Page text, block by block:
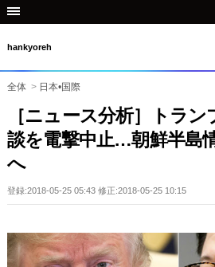
hankyoreh
全体 > 日本•国際
［ニュース分析］トラ
談を電撃中止…朝鮮半島
へ
登録:2018-05-25 05:43 修正:2018-05-25 10:15